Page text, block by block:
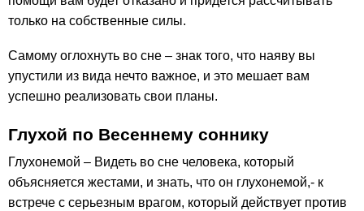
только на собственные силы.
Самому оглохнуть во сне – знак того, что наяву вы
упустили из вида нечто важное, и это мешает вам
успешно реализовать свои планы.
Глухой по Весеннему соннику
Глухонемой – Видеть во сне человека, который
объясняется жестами, и знать, что он глухонемой,- к
встрече с серьезным врагом, который действует против